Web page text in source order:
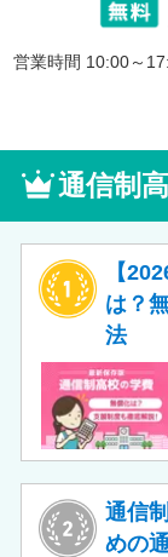
営業時間 10:00～
通信制
【
は？
法
通信
めの